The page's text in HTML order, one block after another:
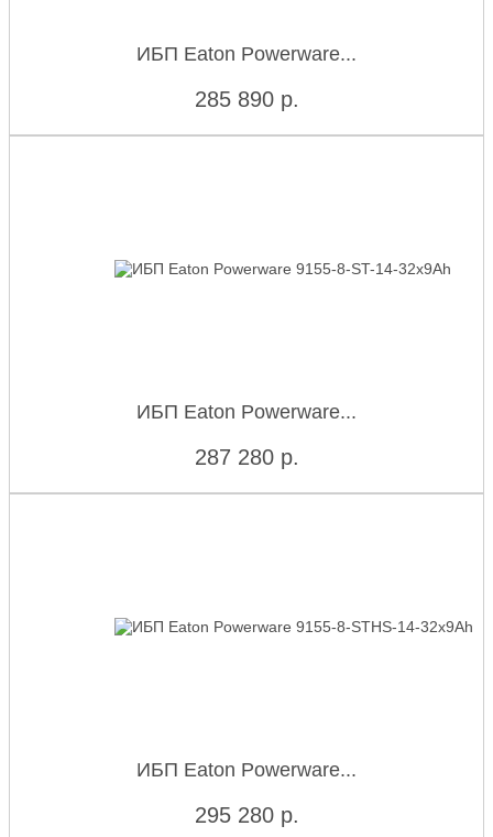
ИБП Eaton Powerware...
285 890 р.
ИБП Eaton Powerware...
287 280 р.
ИБП Eaton Powerware...
295 280 р.